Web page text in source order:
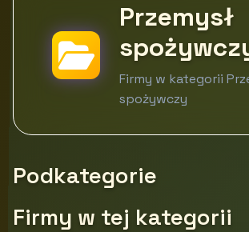
Przemysł
Firmy w kategorii
spożywczy
Podkategorie
Firmy w tej kategorii